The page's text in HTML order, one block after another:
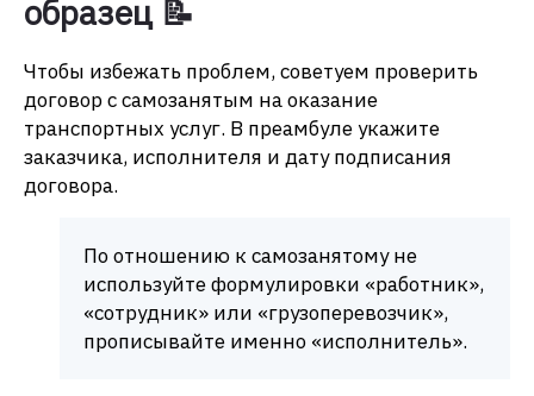
образец 📝
Чтобы избежать проблем, советуем проверить
договор с самозанятым на оказание
транспортных услуг. В преамбуле укажите
заказчика, исполнителя и дату подписания
договора.
По отношению к самозанятому не
используйте формулировки «работник»,
«сотрудник» или «грузоперевозчик»,
прописывайте именно «исполнитель».